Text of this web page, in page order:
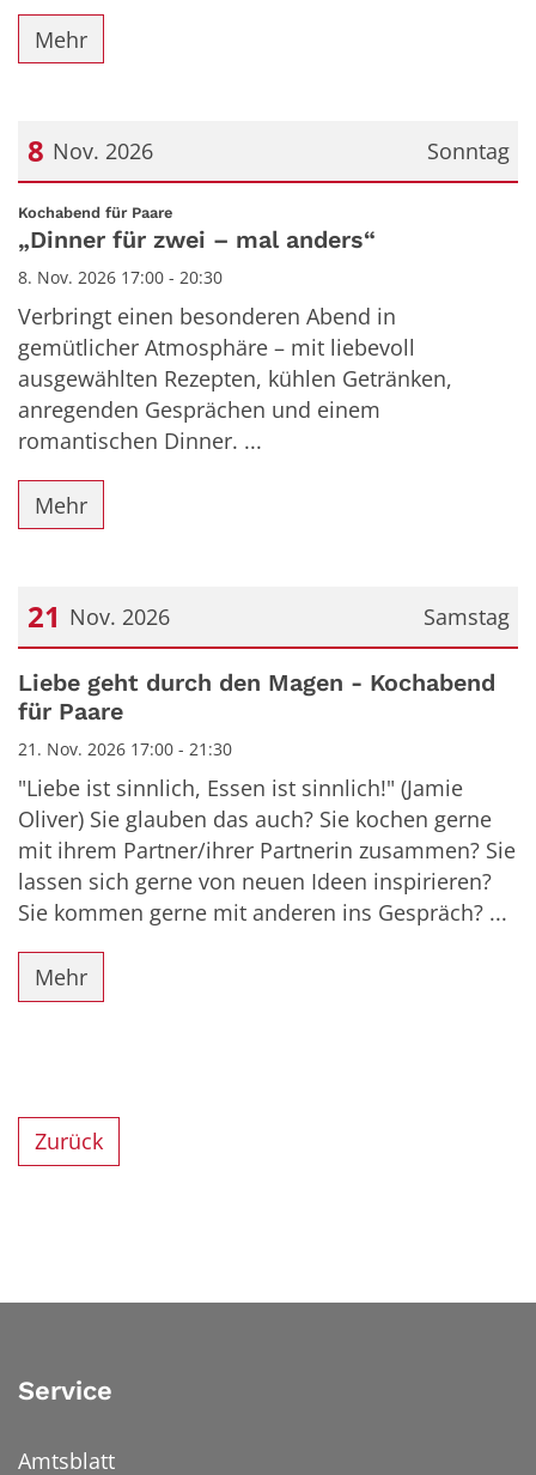
Mehr
Sonntag
8 Nov. 2026
Datum: 8. November 2026
Kochabend für Paare:
„Dinner für zwei – mal anders“
8. Nov. 2026 17:00 - 20:30
Verbringt einen besonderen Abend in
gemütlicher Atmosphäre – mit liebevoll
ausgewählten Rezepten, kühlen Getränken,
anregenden Gesprächen und einem
romantischen Dinner. ...
Mehr
Samstag
21 Nov. 2026
Datum: 21. November 2026
Liebe geht durch den Magen - Kochabend
für Paare
21. Nov. 2026 17:00 - 21:30
"Liebe ist sinnlich, Essen ist sinnlich!" (Jamie
Oliver) Sie glauben das auch? Sie kochen gerne
mit ihrem Partner/ihrer Partnerin zusammen? Sie
lassen sich gerne von neuen Ideen inspirieren?
Sie kommen gerne mit anderen ins Gespräch? ...
Mehr
Zurück
Service
Amtsblatt